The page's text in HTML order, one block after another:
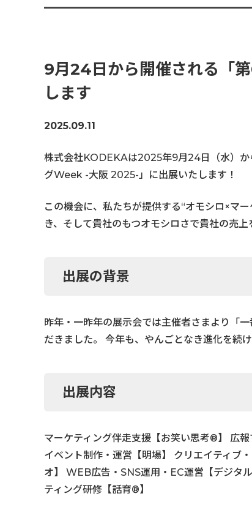
9月24日から開催される「
します
2025.09.11
株式会社KODEKAは2025年9月24日（水）か
グWeek -大阪 2025-」に出展いたします！
この機会に、私たちが提供する“オモシロ×マ
き、そして貴社のもつオモシロさで貴社の売上
出展の背景
昨年・一昨年の展示会では主催者さまより「
だきました。 今年も、やんごとなき進化を続
出展内容
マーケティング伴走支援【お笑い思考®】 広
イベント制作・運営【明場】 クリエイティ
オ】 WEB広告・SNS運用・EC運営【デジタ
ティング研修【話育®】